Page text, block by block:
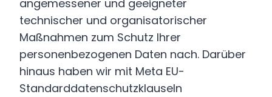
angemessener und geeigneter
technischer und organisatorischer
Maßnahmen zum Schutz Ihrer
personenbezogenen Daten nach. Darüber
hinaus haben wir mit Meta EU-
Standarddatenschutzklauseln